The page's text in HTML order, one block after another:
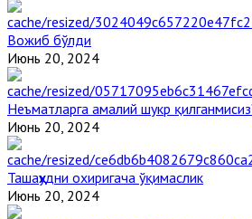
Вожиб бўлди
Июнь 20, 2024
Неъматларга амалий шукр
Июнь 20, 2024
Ташаҳҳудни охиригача ўқимаслик
Июнь 20, 2024